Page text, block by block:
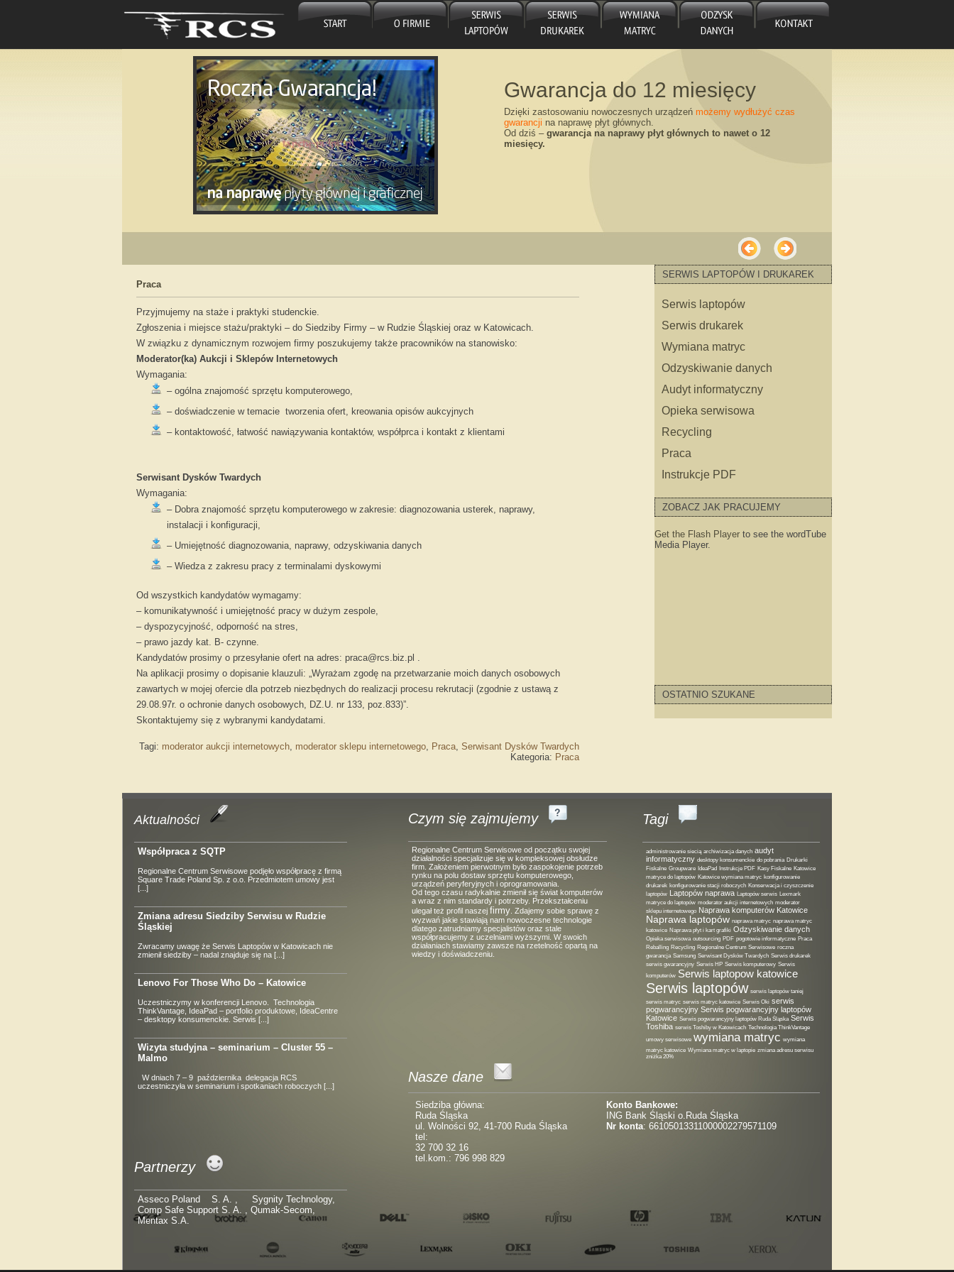
Gwarancja do 12 miesięcy
Dzięki zastosowaniu nowoczesnych urządzeń możemy wydłużyć czas
gwarancji na naprawę płyt głównych.
Od dziś – gwarancja na naprawy płyt głównych to nawet o 12
miesięcy.
Wymiana matrycy „od ręki”
matryce wymienione w serwisie w Katowicach NOWE i UŻYWANE!
Najtańsze części do HP
części do sprzętu HP
elektroniczne i elektryczne w każdej
ilości NIEODPŁATNIE .
Praca
Przyjmujemy na staże i praktyki studenckie.
Zgłoszenia i miejsce stażu/praktyki – do Siedziby Firmy – w Rudzie Śląskiej oraz w Katowicach.
W związku z dynamicznym rozwojem firmy poszukujemy także pracowników na stanowisko:
Moderator(ka) Aukcji i Sklepów Internetowych
Wymagania:
– ogólna znajomość sprzętu komputerowego,
– doświadczenie w temacie tworzenia ofert, kreowania opisów aukcyjnych
– kontaktowość, łatwość nawiązywania kontaktów, współprca i kontakt z klientami
Serwisant Dysków Twardych
Wymagania:
– Dobra znajomość sprzętu komputerowego w zakresie: diagnozowania usterek, naprawy,
instalacji i konfiguracji,
– Umiejętność diagnozowania, naprawy, odzyskiwania danych
– Wiedza z zakresu pracy z terminalami dyskowymi
Od wszystkich kandydatów wymagamy:
– komunikatywność i umiejętność pracy w dużym zespole,
– dyspozycyjność, odporność na stres,
– prawo jazdy kat. B- czynne.
Kandydatów prosimy o przesyłanie ofert na adres: praca@rcs.biz.pl .
Na aplikacji prosimy o dopisanie klauzuli: „Wyrażam zgodę na przetwarzanie moich danych osobowych
zawartych w mojej ofercie dla potrzeb niezbędnych do realizacji procesu rekrutacji (zgodnie z ustawą z
29.08.97r. o ochronie danych osobowych, DZ.U. nr 133, poz.833)”.
Skontaktujemy się z wybranymi kandydatami.
Tagi: moderator aukcji internetowych, moderator sklepu internetowego, Praca, Serwisant Dysków Twardych
Kategoria: Praca
SERWIS LAPTOPÓW I DRUKAREK
Serwis laptopów
Serwis drukarek
Wymiana matryc
Odzyskiwanie danych
Audyt informatyczny
Opieka serwisowa
Recycling
Praca
Instrukcje PDF
ZOBACZ JAK PRACUJEMY
Get the Flash Player to see the wordTube
Media Player.
OSTATNIO SZUKANE
Aktualności
Współpraca z SQTP
Regionalne Centrum Serwisowe podjęło współpracę z firmą
Square Trade Poland Sp. z o.o. Przedmiotem umowy jest
[...]
Zmiana adresu Siedziby Serwisu w Rudzie
Śląskiej
Zwracamy uwagę że Serwis Laptopów w Katowicach nie
zmienił siedziby – nadal znajduje się na [...]
Lenovo For Those Who Do – Katowice
Uczestniczymy w konferencji Lenovo. Technologia
ThinkVantage, IdeaPad – portfolio produktowe, IdeaCentre
– desktopy konsumenckie. Serwis [...]
Wizyta studyjna – seminarium – Cluster 55 –
Malmo
W dniach 7 – 9 października delegacja RCS
uczestniczyła w seminarium i spotkaniach roboczych [...]
Partnerzy
Asseco Poland S. A. , Sygnity Technology,
Comp Safe Support S. A. , Qumak-Secom,
Mentax S.A.
Czym się zajmujemy
Regionalne Centrum Serwisowe od początku swojej
działalności specjalizuje się w kompleksowej obsłudze
firm. Założeniem pierwotnym było zaspokojenie potrzeb
rynku na polu dostaw sprzętu komputerowego,
urządzeń peryferyjnych i oprogramowania.
Od tego czasu radykalnie zmienił się świat komputerów
a wraz z nim standardy i potrzeby. Przekształceniu
ulegał też profil naszej firmy . Zdajemy sobie sprawę z
wyzwań jakie stawiają nam nowoczesne technologie
dlatego zatrudniamy specjalistów oraz stale
współpracujemy z uczelniami wyższymi. W swoich
działaniach stawiamy zawsze na rzetelność opartą na
wiedzy i doświadczeniu.
Tagi
administrowanie siecią archiwizacja danych audyt
informatyczny desktopy konsumenckie do pobrania Drukarki
Fiskalne Groupware IdeaPad Instrukcje PDF Kasy Fiskalne Katowice
matryce do laptopów Katowice wymiana matryc konfigurowanie
drukarek konfigurowanie stacji roboczych Konserwacja i czyszczenie
laptopów Laptopów naprawa Laptopów serwis Lexmark
matryce do laptopów moderator aukcji internetowych moderator
sklepu internetowego Naprawa komputerów Katowice
Naprawa laptopów naprawa matryc naprawa matryc
katowice Naprawa płyt i kart grafiki Odzyskiwanie danych
Opieka serwisowa outsourcing PDF pogotowie informatyczne Praca
Reballing Recycling Regionalne Centrum Serwisowe roczna
gwarancja Samsung Serwisant Dysków Twardych Serwis drukarek
serwis gwarancyjny Serwis HP Serwis komputerowy Serwis
komputerów Serwis laptopow katowice
Serwis laptopów serwis laptopów taniej
serwis matryc serwis matryc katowice Serwis Oki serwis
pogwarancyjny Serwis pogwarancyjny laptopów
Katowice Serwis pogwarancyjny laptopów Ruda Śląska Serwis
Toshiba serwis Toshiby w Katowicach Technologia ThinkVantage
umowy serwisowe wymiana matryc wymiana
matryc katowice Wymiana matryc w laptopie zmiana adresu serwisu
zniżka 20%
Nasze dane
Siedziba główna:
Ruda Śląska
ul. Wolności 92, 41-700 Ruda Śląska
tel:
32 700 32 16
tel.kom.: 796 998 829
Konto Bankowe:
ING Bank Śląski o.Ruda Śląska
Nr konta: 66105013311000002279571109